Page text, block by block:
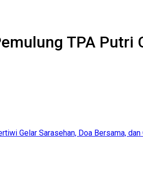
TPA Putri